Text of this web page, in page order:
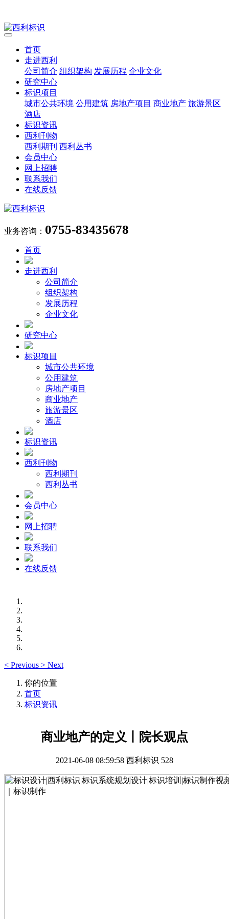
首页
走进西利
公司简介 组织架构 发展历程 企业文化
研究中心
标识项目
城市公共环境 公用建筑 房地产项目 商业地产 旅游景区
酒店
标识资讯
西利刊物
西利期刊 西利丛书
会员中心
网上招聘
联系我们
在线反馈
业务咨询： 0755-83435678
首页
走进西利
公司简介
组织架构
发展历程
企业文化
研究中心
标识项目
城市公共环境
公用建筑
房地产项目
商业地产
旅游景区
酒店
标识资讯
西利刊物
西利期刊
西利丛书
会员中心
网上招聘
联系我们
在线反馈
< Previous > Next
你的位置
首页
标识资讯
商业地产的定义丨院长观点
2021-06-08 08:59:58 西利标识 528